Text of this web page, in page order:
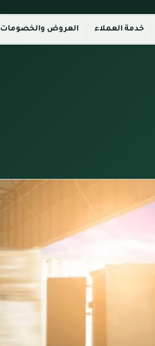
خدمة العملاء العروض والخصومات